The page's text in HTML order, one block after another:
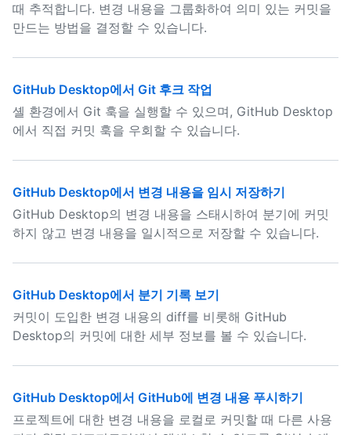
때 추적합니다. 변경 내용을 그룹화하여 의미 있는 커밋을
만드는 방법을 결정할 수 있습니다.
GitHub Desktop에서 Git 후크 작업
셸 환경에서 Git 훅을 실행할 수 있으며, GitHub Desktop
에서 직접 커밋 훅을 우회할 수 있습니다.
GitHub Desktop에서 변경 내용을 임시 저장하기
GitHub Desktop의 변경 내용을 스태시하여 분기에 커밋
하지 않고 변경 내용을 일시적으로 저장할 수 있습니다.
GitHub Desktop에서 분기 기록 보기
커밋이 도입한 변경 내용의 diff를 비롯해 GitHub
Desktop의 커밋에 대한 세부 정보를 볼 수 있습니다.
GitHub Desktop에서 GitHub에 변경 내용 푸시하기
프로젝트에 대한 변경 내용을 로컬로 커밋할 때 다른 사용